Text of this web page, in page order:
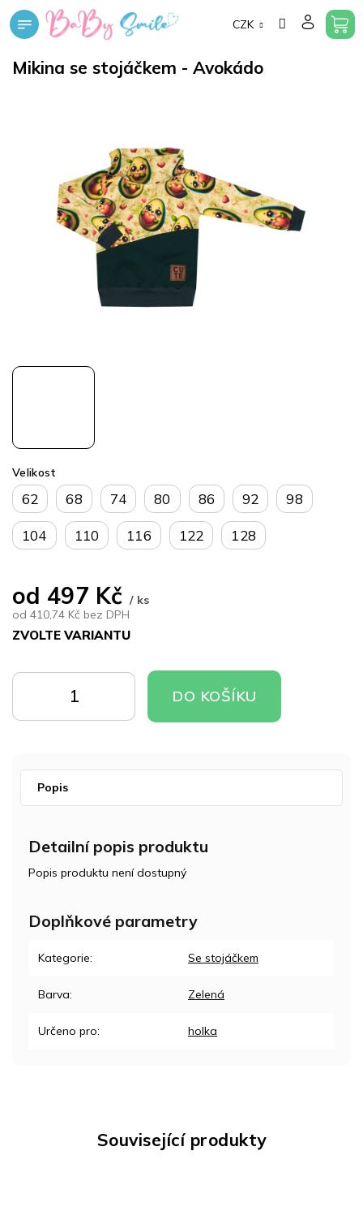
Přejít
na
CZK
Mikina se stojáčkem - Avokádo
od 497 Kč / ks
od 410,74 Kč bez DPH
ZVOLTE VARIANTU
cena:
Velikost
62 68 74 80 86 92 98
104 110 116 122 128
KOŠÍKU
KOŠÍKU
DO KOŠÍKU
Související produkty
Popis
Detailní popis produktu
Popis produktu není dostupný
Doplňkové parametry
Kategorie: Se stojáčkem
Barva: Zelená
Určeno pro: holka